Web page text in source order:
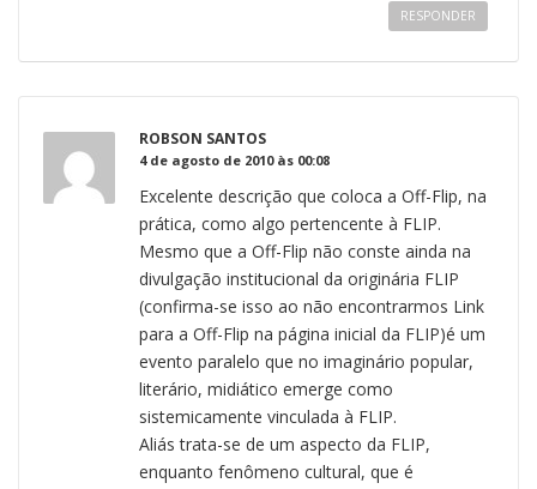
RESPONDER
ROBSON SANTOS
4 de agosto de 2010 às 00:08
Excelente descrição que coloca a Off-Flip, na
prática, como algo pertencente à FLIP.
Mesmo que a Off-Flip não conste ainda na
divulgação institucional da originária FLIP
(confirma-se isso ao não encontrarmos Link
para a Off-Flip na página inicial da FLIP)é um
evento paralelo que no imaginário popular,
literário, midiático emerge como
sistemicamente vinculada à FLIP.
Aliás trata-se de um aspecto da FLIP,
enquanto fenômeno cultural, que é